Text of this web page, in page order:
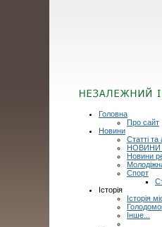
Головна
Про сайт
Новини
Статті та
НОВИНИ
Новини
Спорт
Історія
Історія
Інше...